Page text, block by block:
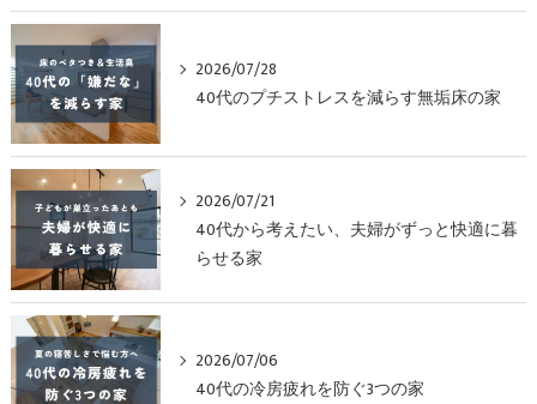
2026/07/28
40代のプチストレスを減らす無垢床の家
2026/07/21
40代から考えたい、夫婦がずっと快適に暮
らせる家
2026/07/06
40代の冷房疲れを防ぐ3つの家